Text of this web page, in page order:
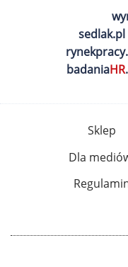
sedlak.pl
badaniaHR
Sklep
Dla